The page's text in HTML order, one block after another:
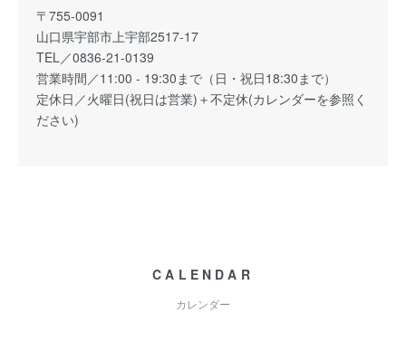
〒755-0091
山口県宇部市上宇部2517-17
TEL／0836-21-0139
営業時間／11:00 - 19:30まで（日・祝日18:30まで）
定休日／火曜日(祝日は営業)＋不定休(カレンダーを参照く
ださい)
CALENDAR
カレンダー